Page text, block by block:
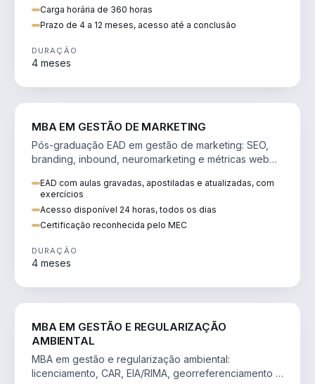
Carga horária de 360 horas
Prazo de 4 a 12 meses, acesso até a conclusão
DURAÇÃO
4 meses
MBA EM GESTÃO DE MARKETING
Pós-graduação EAD em gestão de marketing: SEO,
branding, inbound, neuromarketing e métricas web
EAD com aulas gravadas, apostiladas e atualizadas, com
exercícios
Acesso disponível 24 horas, todos os dias
Certificação reconhecida pelo MEC
DURAÇÃO
4 meses
MBA EM GESTÃO E REGULARIZAÇÃO
AMBIENTAL
MBA em gestão e regularização ambiental:
licenciamento, CAR, EIA/RIMA, georreferenciamento e